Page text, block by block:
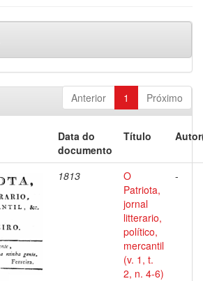
Anterior 1 Próximo
Data do
documento
Título
1813
O
Patriota,
jornal
litterario,
político,
mercantil
(v. 1, t.
2, n. 4-6)
-